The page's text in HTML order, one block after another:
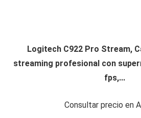
Logitech C922 Pro Stream,
streaming profesional con
fps,...
Consultar precio en